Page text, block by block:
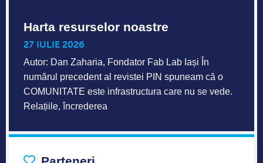
Harta resurselor noastre
27 IULIE 2026
Autor: Dan Zaharia, Fondator Fab Lab Iași În
numărul precedent al revistei PIN spuneam că o
COMUNITATE este infrastructura care nu se vede.
Relațiile, încrederea